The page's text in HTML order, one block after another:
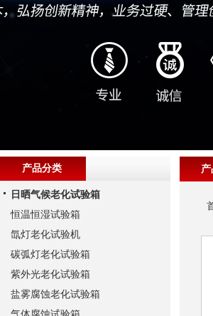
产品分类
日晒气候老化试验箱
恒温恒湿试验箱
氙灯老化试验机
碳弧灯老化试验箱
紫外光老化试验箱
盐雾腐蚀老化试验箱